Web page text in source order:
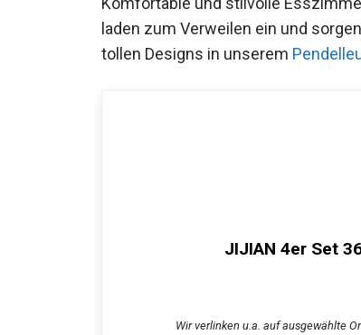
laden zum Verweilen ein und
tollen Designs in unserem
JIJIAN 4er Set
Wir verlinken u.a. auf ausgewählte